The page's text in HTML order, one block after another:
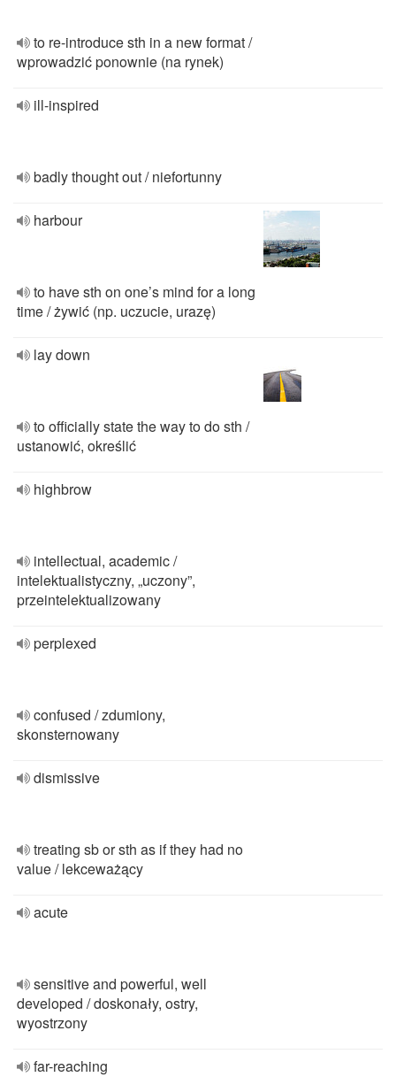
to re-introduce sth in a new format /
wprowadzić ponownie (na rynek)
ill-inspired
badly thought out / niefortunny
harbour
to have sth on one’s mind for a long
time / żywić (np. uczucie, urazę)
lay down
to officially state the way to do sth /
ustanowić, określić
highbrow
intellectual, academic /
intelektualistyczny, „uczony”,
przeintelektualizowany
perplexed
confused / zdumiony,
skonsternowany
dismissive
treating sb or sth as if they had no
value / lekceważący
acute
sensitive and powerful, well
developed / doskonały, ostry,
wyostrzony
far-reaching